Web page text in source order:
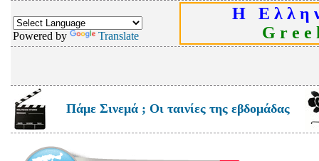
Powered by Translate
Η Ε λ λ η
G r e e
Πάμε Σινεμά ; Οι ταινίες της εβδομάδας